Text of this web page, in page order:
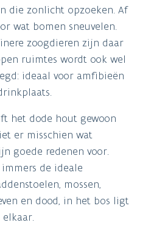
die zonlicht opzoeken. Af
wat bomen sneuvelen.
zoogdieren zijn daar
ruimtes wordt ook wel
ideaal voor amfibieën
het dode hout gewoon
er misschien wat
goede redenen voor.
de ideale
mossen,
en dood, in het bos ligt